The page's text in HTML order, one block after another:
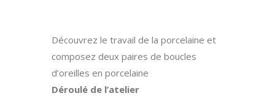
Découvrez le travail de la porcelaine et
composez deux paires de boucles
d’oreilles en porcelaine
Déroulé de l’atelier